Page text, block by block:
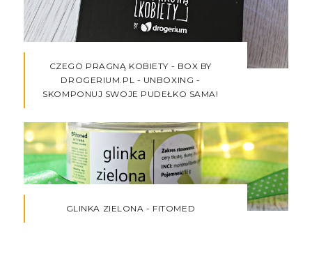
CZEGO PRAGNĄ KOBIETY - BOX BY
DROGERIUM.PL - UNBOXING -
SKOMPONUJ SWOJE PUDEŁKO SAMA!
GLINKA ZIELONA - FITOMED